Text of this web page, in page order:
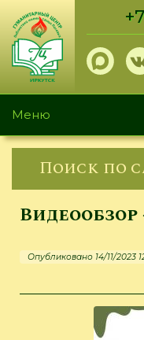
Перейти
основному
содержанию
Меню
Поиск по
Опубликовано 14/11/2023